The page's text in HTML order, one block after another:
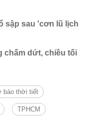
sập sau 'cơn lũ lịch
chấm dứt, chiều tối
báo thời tiết
TPHCM